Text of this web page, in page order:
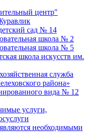
центр"
сад № 14
школа № 2
школа № 5
школа искусств им.
служба
района»
вида № 12
услуги,
необходимыми